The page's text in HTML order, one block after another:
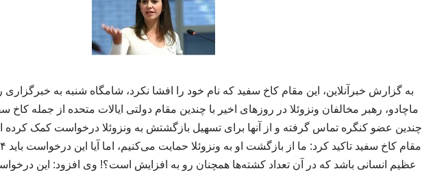
به گزارش خبرآنلاین، این مقام کاخ سفید که نام خود را افشا نکرد، شامگاه شنبه به خبرگزاری
ماچادو، رهبر مخالفان ونزوئلا در روزهای اخیر با چندین مقام دولتی ایالات متحده از جمله کاخ
چندین عضو کنگره تماس گرفته و از آنها برای تسهیل بازگشتش به ونزوئلا درخواست کمک کرده
عظیم انسانی باشد که در آن تعداد کشته‌ها همچنان رو به افزایش است؟! وی افزود: این